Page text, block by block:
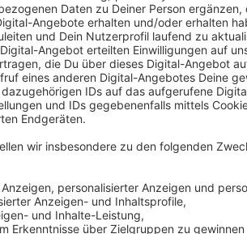
Veröffentlicht:Freitag, 11.10.2024 06:51
Anzeige
IHK-Umfrage "nicht repräsentativ"
Anzeige
Man selber habe ein deutlich positiveres
berichten würden. Außerdem wünschten